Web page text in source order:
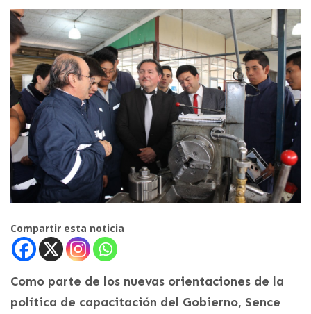
Compartir esta noticia
Como parte de los nuevas orientaciones de la
política de capacitación del Gobierno, Sence